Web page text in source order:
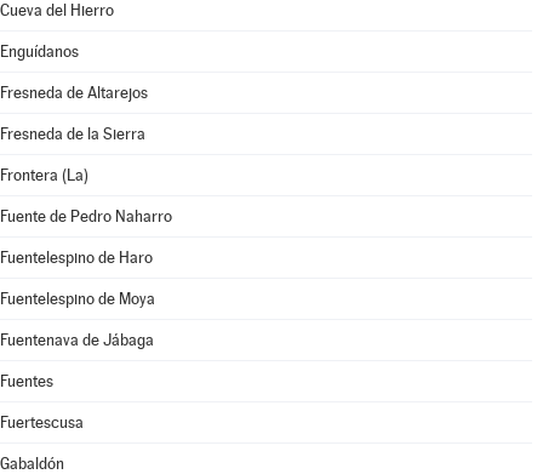
Cueva del Hierro
Enguídanos
Fresneda de Altarejos
Fresneda de la Sierra
Frontera (La)
Fuente de Pedro Naharro
Fuentelespino de Haro
Fuentelespino de Moya
Fuentenava de Jábaga
Fuentes
Fuertescusa
Gabaldón